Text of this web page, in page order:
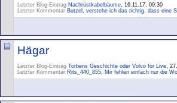
Letzter Blog-Eintrag Nachrüstkabelbäume, 16.11.17, 09:30
Letzter Kommentar Butzel , verstehe ich das richtig, dass eine
Hägar
Letzter Blog-Eintrag Torbens Geschichte oder Volvo for Live,
Letzter Kommentar Rits_440_855, Mir fehlen einfach nur die